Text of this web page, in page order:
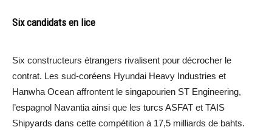
Six candidats en lice
Six constructeurs étrangers rivalisent pour décrocher le
contrat. Les sud-coréens Hyundai Heavy Industries et
Hanwha Ocean affrontent le singapourien ST Engineering,
l’espagnol Navantia ainsi que les turcs ASFAT et TAIS
Shipyards dans cette compétition à 17,5 milliards de bahts.